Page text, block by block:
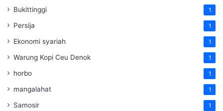
Bukittinggi 1
Persija 1
Ekonomi syariah 1
Warung Kopi Ceu Denok 1
horbo 1
mangalahat 1
Samosir 1